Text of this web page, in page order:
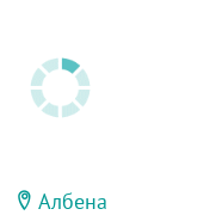
Албена